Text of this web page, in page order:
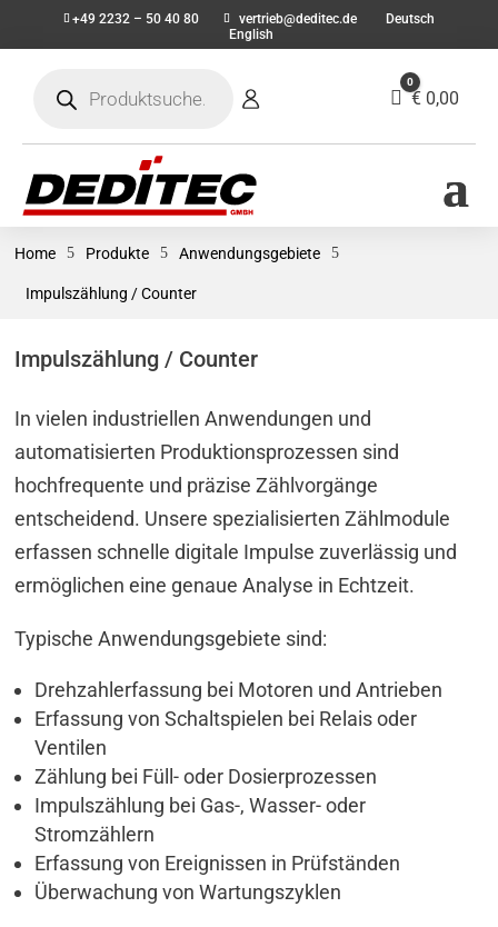
+49 2232 – 50 40 80 vertrieb@deditec.de
Deutsch
English
search
Warenkorb
0
€ 0,00
Home 5 Produkte 5 Anwendungsgebiete 5
Impulszählung / Counter
Impulszählung / Counter
In vielen industriellen Anwendungen und
automatisierten Produktionsprozessen sind
hochfrequente und präzise Zählvorgänge
entscheidend. Unsere spezialisierten Zählmodule
erfassen schnelle digitale Impulse zuverlässig und
ermöglichen eine genaue Analyse in Echtzeit.
Typische Anwendungsgebiete sind:
Drehzahlerfassung bei Motoren und Antrieben
Erfassung von Schaltspielen bei Relais oder
Ventilen
Zählung bei Füll- oder Dosierprozessen
Impulszählung bei Gas-, Wasser- oder
Stromzählern
Erfassung von Ereignissen in Prüfständen
Überwachung von Wartungszyklen